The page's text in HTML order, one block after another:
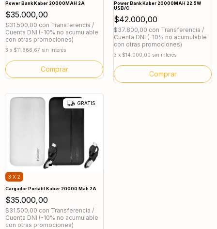
Power Bank Kaber 20000MAH 2A
$35.000,00
$31.500,00 con Transferencia /
Cuenta DNI (-10% no acumulable
con otras promociones)
3 x $11.666,67 sin interés
Power Bank Kaber 20000MAH 22.5W
USB/C
$42.000,00
$37.800,00 con Transferencia /
Cuenta DNI (-10% no acumulable
con otras promociones)
3 x $14.000,00 sin interés
Comprar
GRATIS
3 X 2
Cargador Portátil Kaber 20000 Mah 2A
$35.000,00
$31.500,00 con Transferencia /
Cuenta DNI (-10% no acumulable
con otras promociones)